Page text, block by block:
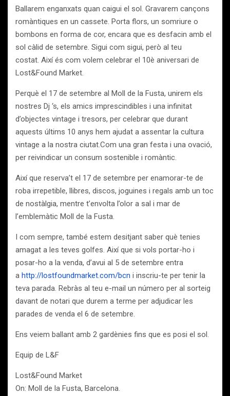
Ballarem enganxats quan caigui el sol. Gravarem cançons
romàntiques en un cassete. Porta flors, un somriure o
bombons en forma de cor, encara que es desfacin amb el
sol càlid de setembre. Sigui com sigui, però al teu
costat. Així és com volem celebrar el 10è aniversari de
Lost&Found Market.
Perquè el 17 de setembre al Moll de la Fusta, unirem els
nostres Dj ‘s, els amics imprescindibles i una infinitat
d’objectes vintage i tresors, per celebrar que durant
aquests últims 10 anys hem ajudat a assentar la cultura
vintage a la nostra ciutat.Com una gran festa i una ovació,
per reivindicar un consum sostenible i romàntic.
Així que reserva’t el 17 de setembre per enamorar-te de
roba irrepetible, llibres, discos, joguines i regals amb un toc
de nostàlgia, mentre t’envolta l’olor a sal i mar de
l’emblemàtic Moll de la Fusta.
I com sempre, també estem desitjant saber què tenies
amagat a les teves golfes. Així que si vols portar-ho i
posar-ho a la venda, d’avui al 5 de setembre entra
a http://lostfoundmarket.com/bcn i inscriu-te per tenir la
teva parada. Rebràs al teu e-mail un número per al sorteig
davant de notari que durem a terme per adjudicar les
parades de venda el 6 de setembre.
Ens veiem ballant amb 2 gardènies fins que es posi el sol.
Equip de L&F
Lost&Found Market
On: Moll de la Fusta, Barcelona.